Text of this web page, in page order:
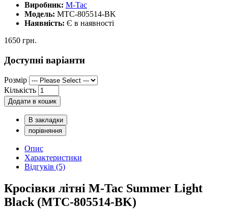
Виробник: M-Tac
Модель: MTC-805514-BK
Наявність: Є в наявності
1650 грн.
Доступні варіанти
Розмір
Кількість
Додати в кошик
В закладки
порівняння
Опис
Характеристики
Відгуків (5)
Кросівки літні M-Tac Summer Light
Black (MTC-805514-BK)